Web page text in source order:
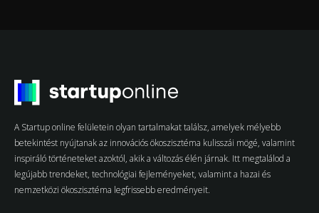
A Startup online felületein olyan tartalmakat találsz, amelyek mélyebb
betekintést nyújtanak az innovációs ökoszisztéma kulisszái mögé, valamint
inspiráló történeteket azoktól, akik a változás élén járnak. Itt megtalálod a
legújabb trendeket, technológiai fejleményeket, valamint a hazai és
nemzetközi ökoszisztéma legfrissebb eredményeit.